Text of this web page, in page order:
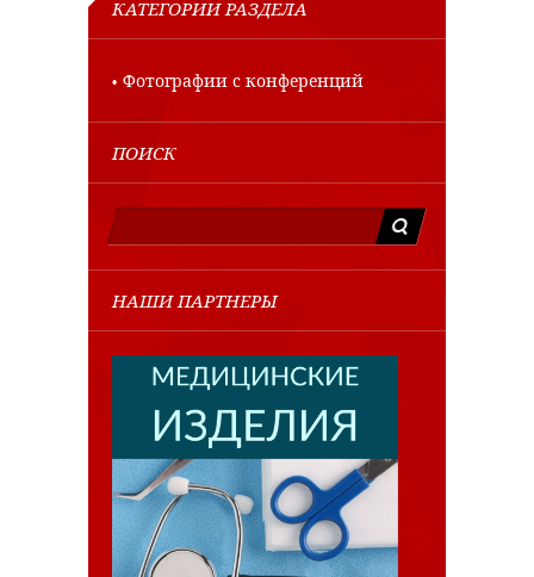
КАТЕГОРИИ РАЗДЕЛА
Фотографии с конференций
ПОИСК
НАШИ ПАРТНЕРЫ